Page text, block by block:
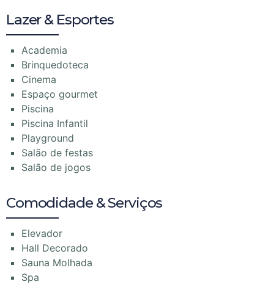
Lazer & Esportes
Academia
Brinquedoteca
Cinema
Espaço gourmet
Piscina
Piscina Infantil
Playground
Salão de festas
Salão de jogos
Comodidade & Serviços
Elevador
Hall Decorado
Sauna Molhada
Spa